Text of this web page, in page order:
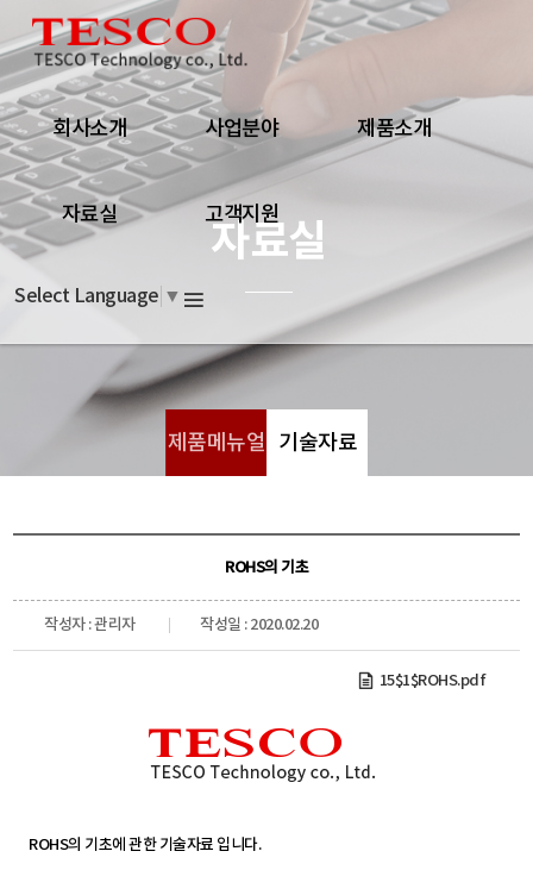
회사소개 사업분야 제품소개
자료실 고객지원
Select Language ▼
자료실
제품메뉴얼 기술자료
ROHS의 기초
작성자 : 관리자 작성일 : 2020.02.20
15$1$ROHS.pdf
ROHS의 기초에 관한 기술자료 입니다.